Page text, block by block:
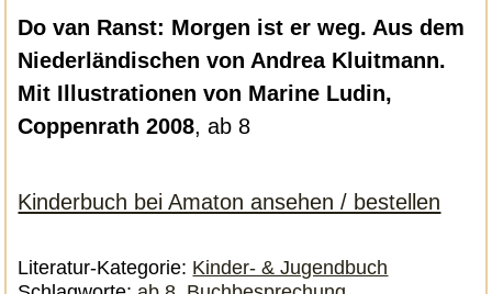
Do van Ranst: Morgen ist er weg. Aus dem
Niederländischen von Andrea Kluitmann.
Mit Illustrationen von Marine Ludin,
Coppenrath 2008, ab 8
Kinderbuch bei Amaton ansehen / bestellen
Literatur-Kategorie: Kinder- & Jugendbuch